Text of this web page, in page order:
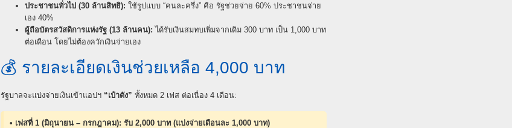
ประชาชนทั่วไป (30 ล้านสิทธิ): ใช้รูปแบบ “คนละครึ่ง” คือ รัฐช่วยจ่าย 60% ประชาชนจ่าย
เอง 40%
ผู้ถือบัตรสวัสดิการแห่งรัฐ (13 ล้านคน): ได้รับเงินสมทบเพิ่มจากเดิม 300 บาท เป็น 1,000 บาท
ต่อเดือน โดยไม่ต้องควักเงินจ่ายเอง
💰 รายละเอียดเงินช่วยเหลือ 4,000 บาท
รัฐบาลจะแบ่งจ่ายเงินเข้าแอปฯ “เป๋าตัง” ทั้งหมด 2 เฟส ต่อเนื่อง 4 เดือน:
• เฟสที่ 1 (มิถุนายน – กรกฎาคม): รับ 2,000 บาท (แบ่งจ่ายเดือนละ 1,000 บาท)